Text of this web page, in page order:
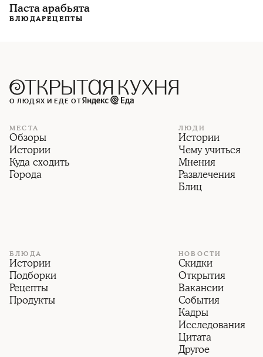
Паста арабьята
БЛЮДАРЕЦЕПТЫ
О ЛЮДЯХ И ЕДЕ ОТ
МЕСТА
Обзоры
Истории
Куда сходить
Города
ЛЮДИ
Истории
Чему учиться
Мнения
Развлечения
Блиц
БЛЮДА
Истории
Подборки
Рецепты
Продукты
НОВОСТИ
Скидки
Открытия
Вакансии
События
Кадры
Исследования
Цитата
Другое